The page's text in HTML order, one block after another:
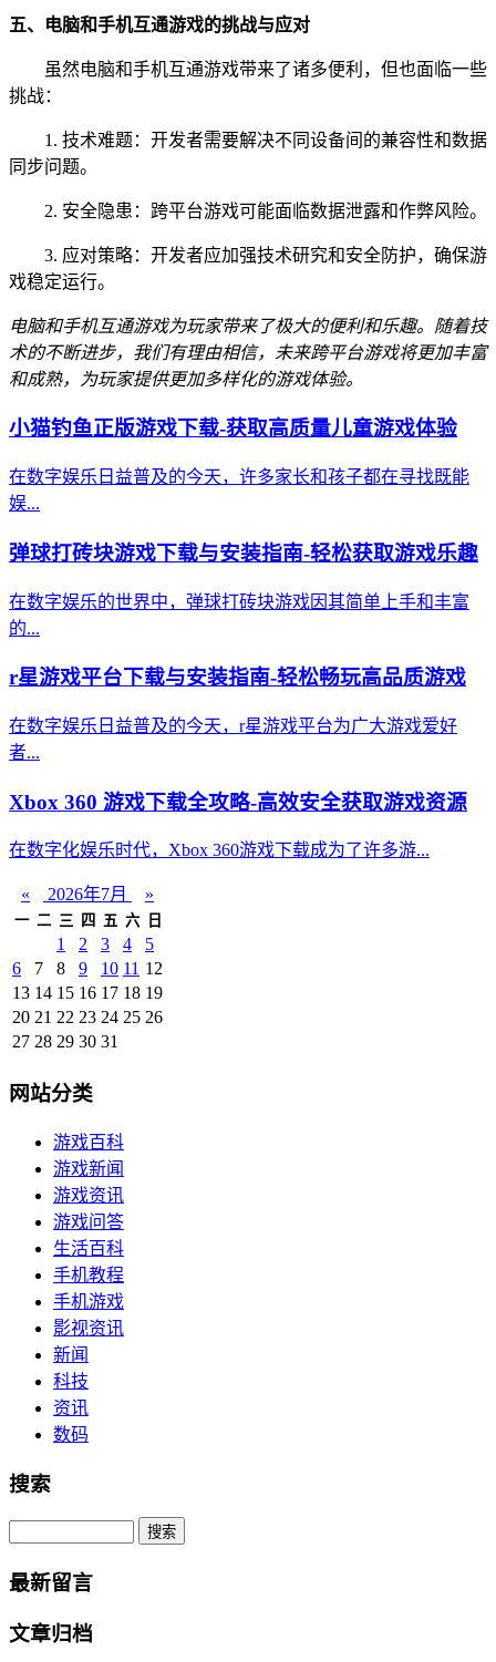
五、电脑和手机互通游戏的挑战与应对
虽然电脑和手机互通游戏带来了诸多便利，但也面临一些
挑战：
1. 技术难题：开发者需要解决不同设备间的兼容性和数据
同步问题。
2. 安全隐患：跨平台游戏可能面临数据泄露和作弊风险。
3. 应对策略：开发者应加强技术研究和安全防护，确保游
戏稳定运行。
电脑和手机互通游戏为玩家带来了极大的便利和乐趣。随着技
术的不断进步，我们有理由相信，未来跨平台游戏将更加丰富
和成熟，为玩家提供更加多样化的游戏体验。
小猫钓鱼正版游戏下载-获取高质量儿童游戏体验
在数字娱乐日益普及的今天，许多家长和孩子都在寻找既能
娱...
弹球打砖块游戏下载与安装指南-轻松获取游戏乐趣
在数字娱乐的世界中，弹球打砖块游戏因其简单上手和丰富
的...
r星游戏平台下载与安装指南-轻松畅玩高品质游戏
在数字娱乐日益普及的今天，r星游戏平台为广大游戏爱好
者...
Xbox 360 游戏下载全攻略-高效安全获取游戏资源
在数字化娱乐时代，Xbox 360游戏下载成为了许多游...
« 2026年7月 »
一 二 三 四 五 六 日
1 2 3 4
5
6
7 8 9 10 11 12
13 14 15 16 17 18 19
20 21 22 23 24 25 26
27 28 29 30 31
网站分类
游戏百科
游戏新闻
游戏资讯
游戏问答
生活百科
手机教程
手机游戏
影视资讯
新闻
科技
资讯
数码
搜索
Search
最新留言
文章归档